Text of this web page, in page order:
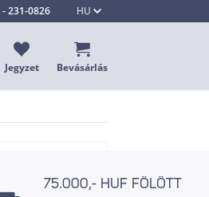
HU
- 231-0826
Jegyzet Bevásárlás
75.000,- HUF FÖLÖTT